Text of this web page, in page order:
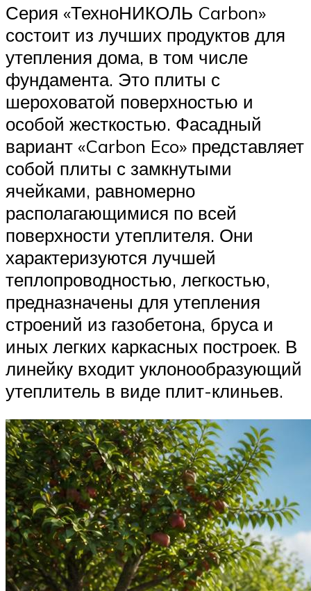
Серия «ТехноНИКОЛЬ Carbon»
состоит из лучших продуктов для
утепления дома, в том числе
фундамента. Это плиты с
шероховатой поверхностью и
особой жесткостью. Фасадный
вариант «Carbon Eco» представляет
собой плиты с замкнутыми
ячейками, равномерно
располагающимися по всей
поверхности утеплителя. Они
характеризуются лучшей
теплопроводностью, легкостью,
предназначены для утепления
строений из газобетона, бруса и
иных легких каркасных построек. В
линейку входит уклонообразующий
утеплитель в виде плит-клиньев.